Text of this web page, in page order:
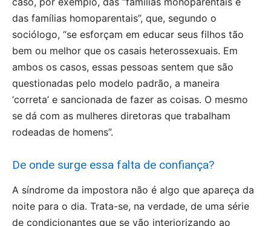
das famílias homoparentais”, que, segundo o
sociólogo, “se esforçam em educar seus filhos tão
bem ou melhor que os casais heterossexuais. Em
ambos os casos, essas pessoas sentem que são
questionadas pelo modelo padrão, a maneira
‘correta’ e sancionada de fazer as coisas. O mesmo
se dá com as mulheres diretoras que trabalham
rodeadas de homens”.
De onde surge essa falta de confiança?
A síndrome da impostora não é algo que apareça da
noite para o dia. Trata-se, na verdade, de uma série
de condicionantes que se vão interiorizando ao